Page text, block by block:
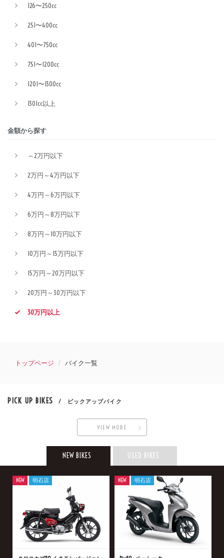
126〜250cc
251〜400cc
401〜750cc
751〜1200cc
1201〜1300cc
1301cc以上
金額から探す
～2万円以下
2万円～4万円以下
4万円～6万円以下
6万円～8万円以下
8万円～10万円以下
10万円～15万円以下
15万円～20万円以下
20万円～30万円以下
30万円以上
トップページ バイク一覧
PICK UP BIKES / ピックアップバイク
VIEW MORE
NEW BIKES USED BIKES
NEW 明石店 NEW 明石店